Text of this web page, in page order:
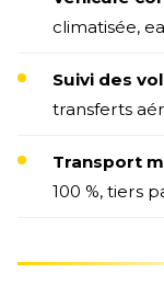
climatisée,
Suivi des
transferts
Transport
100 %, tiers